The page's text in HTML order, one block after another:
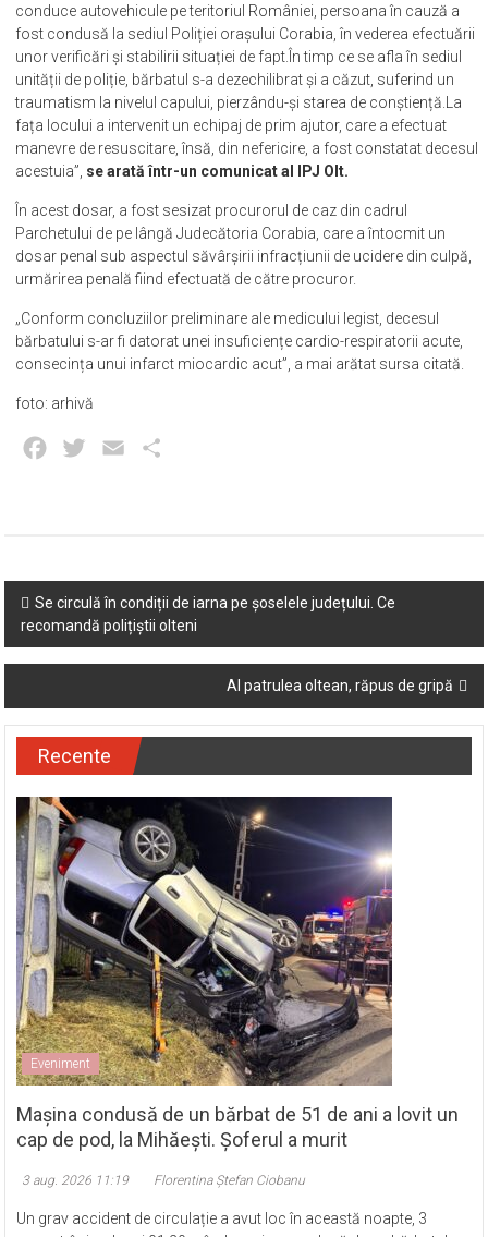
conduce autovehicule pe teritoriul României, persoana în cauză a
fost condusă la sediul Poliției orașului Corabia, în vederea efectuării
unor verificări și stabilirii situației de fapt.În timp ce se afla în sediul
unității de poliție, bărbatul s-a dezechilibrat și a căzut, suferind un
traumatism la nivelul capului, pierzându-și starea de conștiență.La
fața locului a intervenit un echipaj de prim ajutor, care a efectuat
manevre de resuscitare, însă, din nefericire, a fost constatat decesul
acestuia”, se arată într-un comunicat al IPJ Olt.
În acest dosar, a fost sesizat procurorul de caz din cadrul
Parchetului de pe lângă Judecătoria Corabia, care a întocmit un
dosar penal sub aspectul săvârșirii infracțiunii de ucidere din culpă,
urmărirea penală fiind efectuată de către procuror.
„Conform concluziilor preliminare ale medicului legist, decesul
bărbatului s-ar fi datorat unei insuficiențe cardio-respiratorii acute,
consecința unui infarct miocardic acut”, a mai arătat sursa citată.
foto: arhivă
Facebook
Twitter Email
Post
navigation
Se circulă în condiții de iarna pe șoselele județului. Ce
recomandă polițiștii olteni
Al patrulea oltean, răpus de gripă
Recente
Eveniment
Mașina condusă de un bărbat de 51 de ani a lovit un
cap de pod, la Mihăești. Șoferul a murit
3 aug. 2026 11:19 Florentina Ștefan Ciobanu
Un grav accident de circulație a avut loc în această noapte, 3